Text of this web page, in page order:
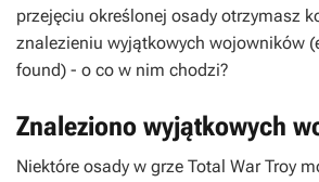
przejęciu określonej osady otrzymasz
znalezieniu wyjątkowych wojowników
found) - o co w nim chodzi?
Znaleziono wyjątkowych
Niektóre osady w grze Total War Troy